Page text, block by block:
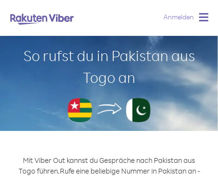
Anmelden
So rufst du in Pakistan aus
Togo an
Mit Viber Out kannst du Gespräche nach Pakistan aus
Togo führen.Rufe eine beliebige Nummer in Pakistan an -